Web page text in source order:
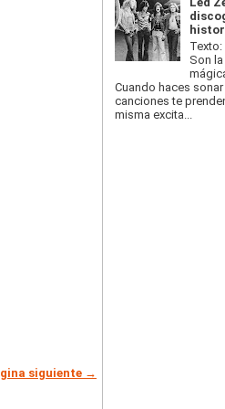
siguiente →
Texto:
Son
Cuando haces
canciones te
misma excita...